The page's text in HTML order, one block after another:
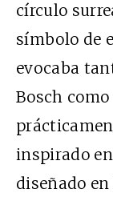
círculo
símbolo de
evocaba
Bosch
inspirado
diseñado